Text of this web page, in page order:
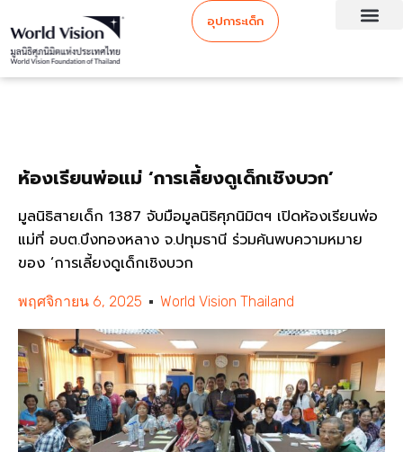
อุปการะเด็ก
ห้องเรียนพ่อแม่ ‘การเลี้ยงดูเด็กเชิงบวก’
มูลนิธิสายเด็ก 1387 จับมือมูลนิธิศุภนิมิตฯ เปิดห้องเรียนพ่อ
แม่ที่ อบต.บึงทองหลาง จ.ปทุมธานี ร่วมค้นพบความหมาย
ของ ‘การเลี้ยงดูเด็กเชิงบวก
พฤศจิกายน 6, 2025 World Vision Thailand